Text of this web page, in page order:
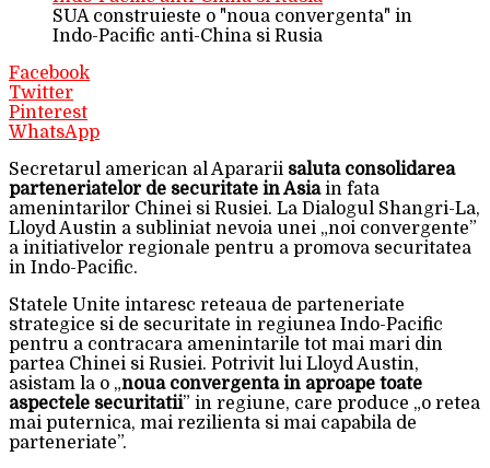
SUA construieste o "noua convergenta" in
Indo-Pacific anti-China si Rusia
Facebook
Twitter
Pinterest
WhatsApp
Secretarul american al Apararii saluta consolidarea
parteneriatelor de securitate in Asiain fata
amenintarilor Chinei si Rusiei. La Dialogul Shangri-La,
Lloyd Austin a subliniat nevoia unei „noi convergente”
a initiativelor regionale pentru a promova securitatea
in Indo-Pacific.
Statele Unite intaresc reteaua de parteneriate
strategice si de securitate in regiunea Indo-Pacific
pentru a contracara amenintarile tot mai mari din
partea Chinei si Rusiei. Potrivit lui Lloyd Austin,
asistam la o „noua convergenta in aproape toate
aspectele securitatii” in regiune, care produce „o retea
mai puternica, mai rezilienta si mai capabila de
parteneriate”.